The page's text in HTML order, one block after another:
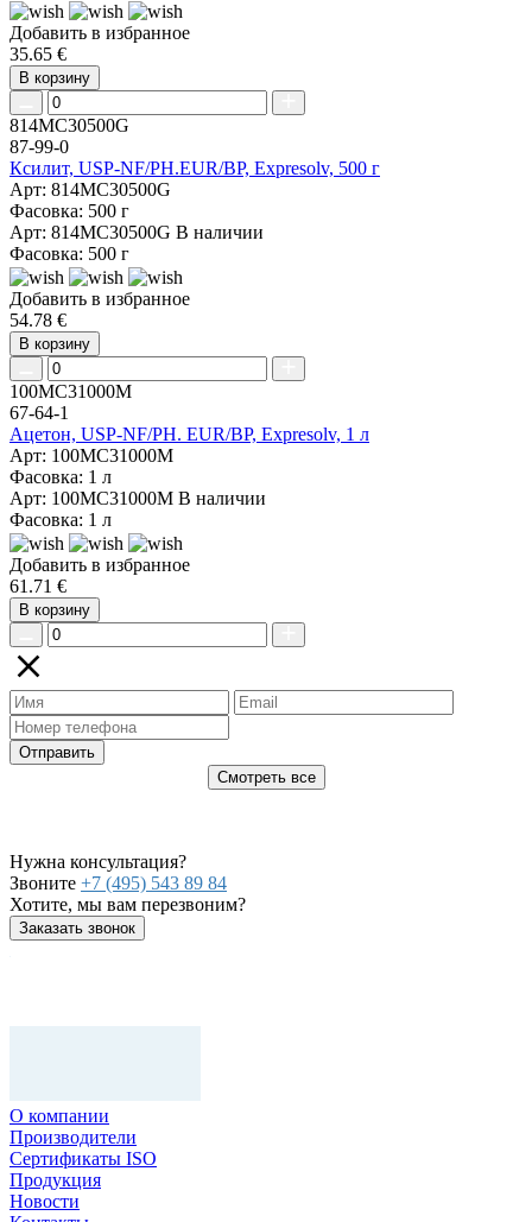
Добавить в избранное
35.65 €
В корзину
814MC30500G
87-99-0
Ксилит, USP-NF/PH.EUR/BP, Expresolv, 500 г
Арт: 814MC30500G
Фасовка: 500 г
Арт: 814MC30500G В наличии
Фасовка: 500 г
Добавить в избранное
54.78 €
В корзину
100MC31000M
67-64-1
Ацетон, USP-NF/PH. EUR/BP, Expresolv, 1 л
Арт: 100MC31000M
Фасовка: 1 л
Арт: 100MC31000M В наличии
Фасовка: 1 л
Добавить в избранное
61.71 €
В корзину
Отправить
Смотреть все
Нужна консультация?
Звоните +7 (495) 543 89 84
Хотите, мы вам перезвоним?
Заказать звонок
О компании
Производители
Сертификаты ISO
Продукция
Новости